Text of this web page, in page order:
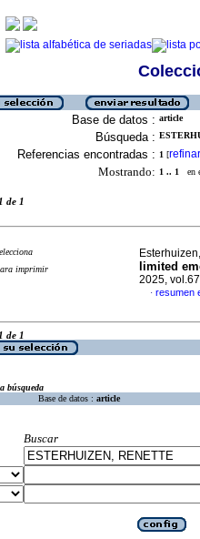
Base de datos : article
Búsqueda :
Referencias encontradas : 1 [refinar
Mostrando: 1 .. 1 en
de 1
imprimir
limited
2025,
· resumen
de 1
búsqueda
Base de datos : article
Buscar